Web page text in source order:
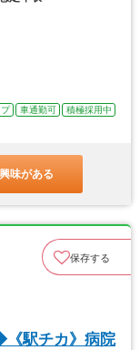
車通勤可
積極採用中
味がある
保存する
《駅チカ》病院